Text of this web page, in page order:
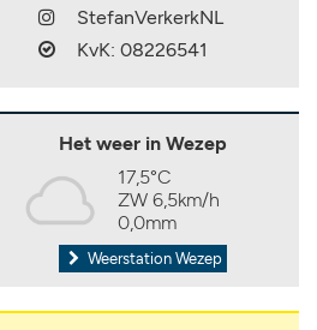
StefanVerkerkNL
KvK: 08226541
Het weer in Wezep
17,5°C
ZW 6,5km/h
0,0mm
Weerstation Wezep